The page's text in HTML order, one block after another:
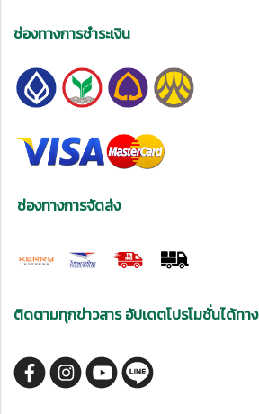
ช่องทางการชำระเงิน
ช่องทางการจัดส่ง
ติดตามทุกข่าวสาร อัปเดตโปรโมชั่นได้ทาง